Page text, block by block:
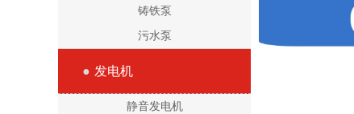
铸铁泵
污水泵
● 发电机
静音发电机